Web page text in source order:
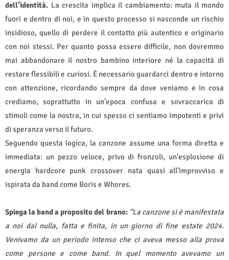
dell’identità. La crescita implica il cambiamento: muta il mondo
fuori e dentro di noi, e in questo processo si nasconde un rischio
insidioso, quello di perdere il contatto più autentico e originario
con noi stessi. Per quanto possa essere difficile, non dovremmo
mai abbandonare il nostro bambino interiore né la capacità di
restare flessibili e curiosi. È necessario guardarci dentro e intorno
con attenzione, ricordando sempre da dove veniamo e in cosa
crediamo, soprattutto in un’epoca confusa e sovraccarica di
stimoli come la nostra, in cui spesso ci sentiamo impotenti e privi
di speranza verso il futuro.
Seguendo questa logica, la canzone assume una forma diretta e
immediata: un pezzo veloce, privo di fronzoli, un’esplosione di
energia hardcore punk crossover nata quasi all’improvviso e
ispirata da band come Boris e Whores.
Spiega la band a proposito del brano: “La canzone si è manifestata
a noi dal nulla, fatta e finita, in un giorno di fine estate 2024.
Venivamo da un periodo intenso che ci aveva messo alla prova
come persone e come band. In quel momento avevamo un